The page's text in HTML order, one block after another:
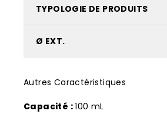
TYPOLOGIE DE PRODUITS
Ø EXT.
Autres Caractéristiques
Capacité :100 mL